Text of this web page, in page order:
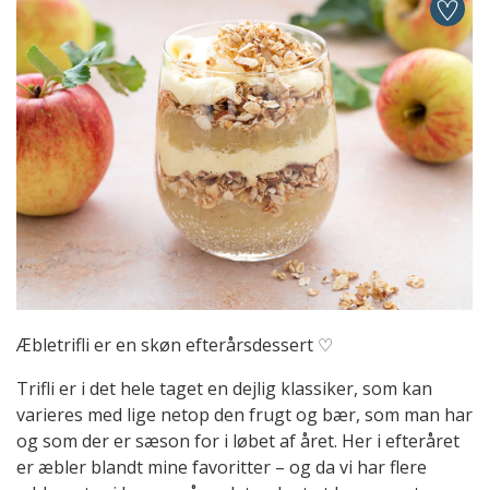
Æbletrifli er en skøn efterårsdessert ♡
Trifli er i det hele taget en dejlig klassiker, som kan
varieres med lige netop den frugt og bær, som man har
og som der er sæson for i løbet af året. Her i efteråret
er æbler blandt mine favoritter – og da vi har flere